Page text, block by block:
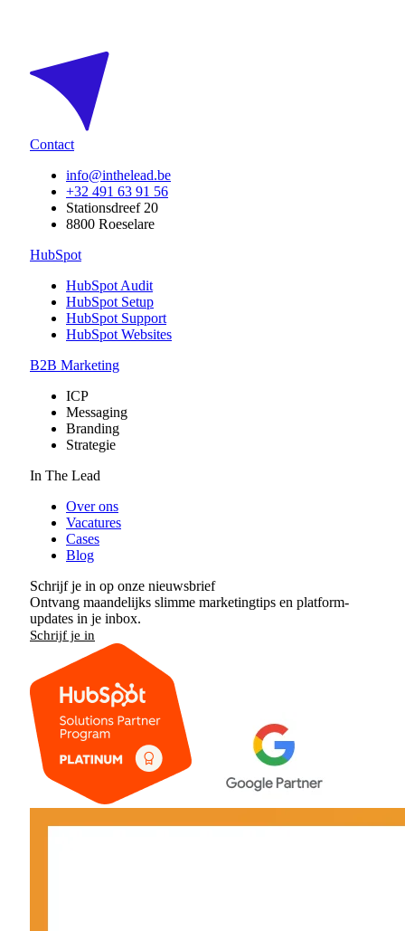
Contact
info@inthelead.be
+32 491 63 91 56
Stationsdreef 20
8800 Roeselare
HubSpot
HubSpot Audit
HubSpot Setup
HubSpot Support
HubSpot Websites
B2B Marketing
ICP
Messaging
Branding
Strategie
In The Lead
Over ons
Vacatures
Cases
Blog
Schrijf je in op onze nieuwsbrief
Ontvang maandelijks slimme marketingtips en platform-
updates in je inbox.
Schrijf je in